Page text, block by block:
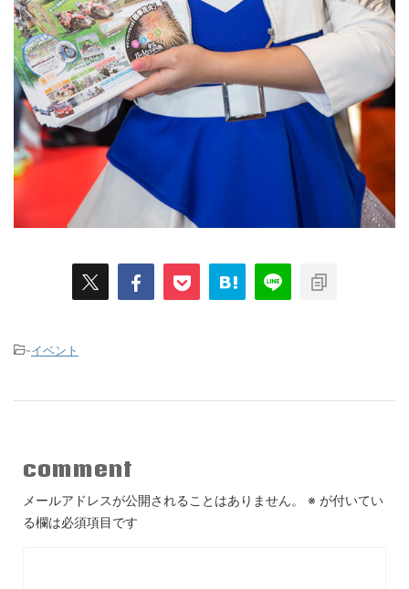
-イベント
comment
メールアドレスが公開されることはありません。 ※ が付いてい
る欄は必須項目です